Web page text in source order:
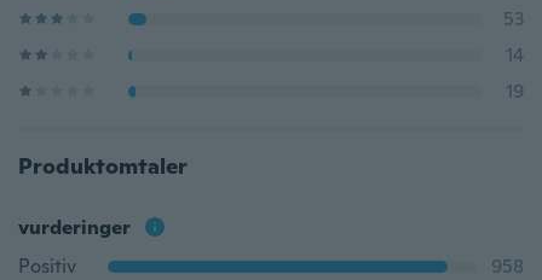
53
14
19
Produktomtaler
vurderinger
Positiv
958